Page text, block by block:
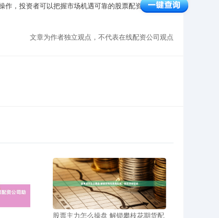
，投资者可以把握市场机遇可靠的股票配资，实现收益
文章为作者独立观点，不代表在线配资公司观点
股票主力怎么操盘 解锁攀枝花期货配